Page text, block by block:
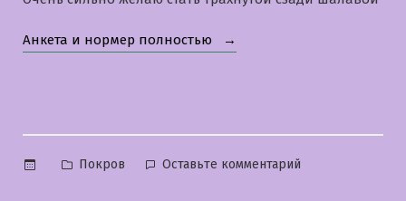
Анкета и нормер полностью «Яна»
Опубликовано
Покров Оставьте комментарий